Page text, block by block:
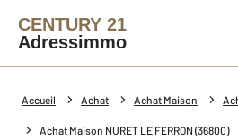
CENTURY 21
Adressimmo
Accueil Achat Achat Maison
Achat Maison NURET LE FERRON (36800)